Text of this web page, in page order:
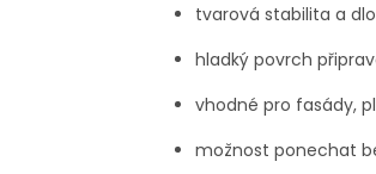
tvarová stabilita a
hladký povrch
vhodné pro fasády,
možnost ponechat